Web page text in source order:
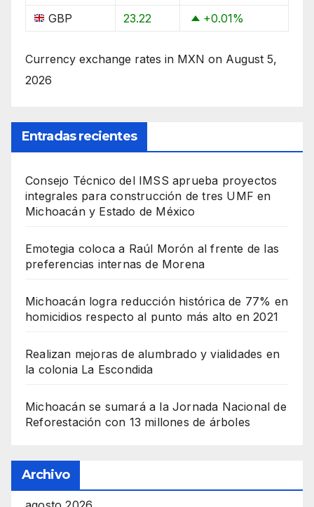
GBP
23.22 +0.01%
Currency exchange rates in MXN on August 5,
2026
Entradas recientes
Consejo Técnico del IMSS aprueba proyectos
integrales para construcción de tres UMF en
Michoacán y Estado de México
Emotegia coloca a Raúl Morón al frente de las
preferencias internas de Morena
Michoacán logra reducción histórica de 77% en
homicidios respecto al punto más alto en 2021
Realizan mejoras de alumbrado y vialidades en
la colonia La Escondida
Michoacán se sumará a la Jornada Nacional de
Reforestación con 13 millones de árboles
Archivo